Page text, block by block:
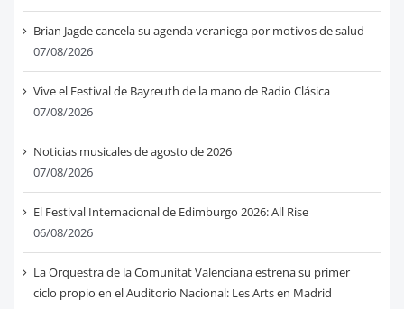
Brian Jagde cancela su agenda veraniega por motivos de salud
07/08/2026
Vive el Festival de Bayreuth de la mano de Radio Clásica
07/08/2026
Noticias musicales de agosto de 2026
07/08/2026
El Festival Internacional de Edimburgo 2026: All Rise
06/08/2026
La Orquestra de la Comunitat Valenciana estrena su primer
ciclo propio en el Auditorio Nacional: Les Arts en Madrid